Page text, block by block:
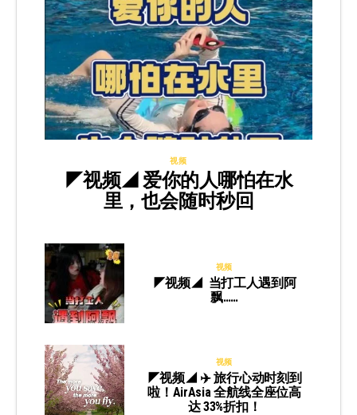
视频
◤视频◢ 爱你的人哪怕在水
里，也会随时秒回
视频
◤视频◢ 当打工人遇到阿
飘……
视频
◤视频◢ ✈️ 旅行心动时刻到
啦！AirAsia 全航线全座位高
达 33%折扣！